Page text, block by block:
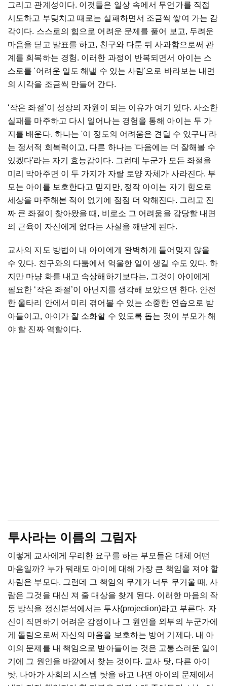
그리고 관계성이다. 이것들은 일상 속에서 무언가를 직접
시도하고 부딪치고 때로는 실패하면서 조금씩 쌓여 가는 감
각이다. 스스로의 힘으로 어려운 문제를 풀어 보고, 두려운
마음을 딛고 발표를 하고, 친구와 다툰 뒤 사과함으로써 관
계를 회복하는 경험. 이러한 과정이 반복되면서 아이는 스
스로를 '어려운 일도 해낼 수 있는 사람'으로 바라보는 내면
의 시각을 조금씩 만들어 간다.
‘작은 좌절’이 성장의 자원이 되는 이유가 여기 있다. 사소한
실패를 마주하고 다시 일어나는 경험을 통해 아이는 두 가
지를 배운다. 하나는 '이 정도의 어려움은 견딜 수 있구나'라
는 정서적 회복력이고, 다른 하나는 '다음에는 더 잘해볼 수
있겠다'라는 자기 효능감이다. 그런데 누군가 모든 좌절을
미리 막아주면 이 두 가지가 자랄 토양 자체가 사라진다. 부
모는 아이를 보호한다고 믿지만, 정작 아이는 자기 힘으로
세상을 마주해본 적이 없기에 점점 더 약해진다. 그리고 진
짜 큰 좌절이 찾아왔을 때, 비로소 그 어려움을 감당할 내면
의 근육이 자신에게 없다는 사실을 깨닫게 된다.
교사의 지도 방법이 내 아이에게 완벽하게 들어맞지 않을
수 있다. 친구와의 다툼에서 억울한 일이 생길 수도 있다. 하
지만 마냥 화를 내고 속상해하기보다는, 그것이 아이에게
필요한 ‘작은 좌절’이 아닌지를 생각해 보았으면 한다. 안전
한 울타리 안에서 미리 겪어볼 수 있는 소중한 연습으로 받
아들이고, 아이가 잘 소화할 수 있도록 돕는 것이 부모가 해
야 할 진짜 역할이다.
투사라는 이름의 그림자
이렇게 교사에게 무리한 요구를 하는 부모들은 대체 어떤
마음일까? 누가 뭐래도 아이에 대해 가장 큰 책임을 져야 할
사람은 부모다. 그런데 그 책임의 무게가 너무 무거울 때, 사
람은 그것을 대신 져 줄 대상을 찾게 된다. 이러한 마음의 작
동 방식을 정신분석에서는 투사(projection)라고 부른다. 자
신이 직면하기 어려운 감정이나 그 원인을 외부의 누군가에
게 돌림으로써 자신의 마음을 보호하는 방어 기제다. 내 아
이의 문제를 내 책임으로 받아들이는 것은 고통스러운 일이
기에 그 원인을 바깥에서 찾는 것이다. 교사 탓, 다른 아이
탓, 나아가 사회의 시스템 탓을 하고 나면 아이의 문제에서